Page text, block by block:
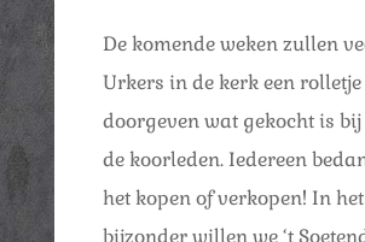
De komende weken zullen
Urkers in de kerk een rolletje
doorgeven wat gekocht is
de koorleden. Iedereen
het kopen of verkopen! In het